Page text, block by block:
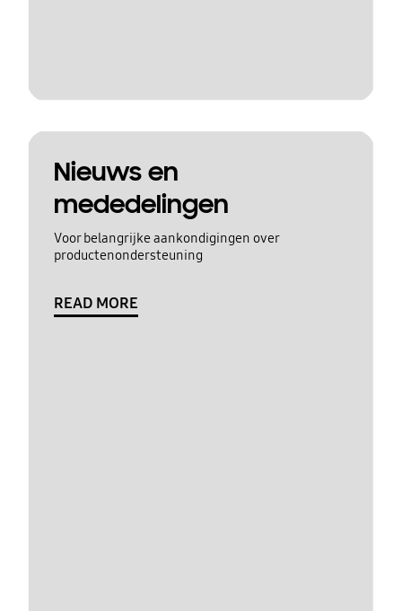
Nieuws en
mededelingen
Voor belangrijke aankondigingen over
productenondersteuning
READ MORE